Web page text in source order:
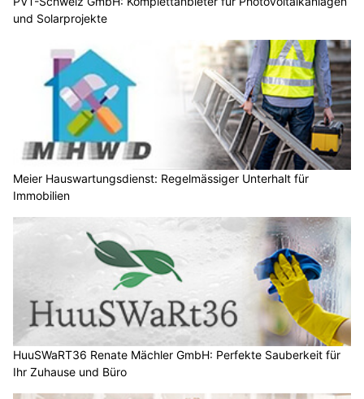
und Solarprojekte
Meier Hauswartungsdienst: Regelmässiger Unterhalt für
Immobilien
HuuSWaRT36 Renate Mächler GmbH: Perfekte Sauberkeit für
Ihr Zuhause und Büro